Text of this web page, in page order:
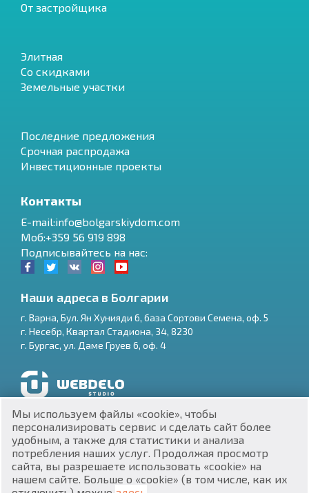
$
₽
₴
zł BG
От застройщика
Элитная
Со скидками
Земельные участки
Последние предложения
Срочная распродажа
Инвестиционные проекты
Контакты
E-mail:info@bolgarskiydom.com
Моб:+359 56 919 898
Подписывайтесь на нас:
Наши адреса в Болгарии
г. Варна, Бул. Ян Хунияди 6, база Сортови Семена, оф. 5
г. Несебр, Квартал Стадиона, 34, 8230
г. Бургас, ул. Даме Груев 6, оф. 4
Разработка и SEO продвижение сайтов
ЕИК 201160903
Мы используем файлы «cookie», чтобы
персонализировать сервис и сделать сайт более
удобным, а также для статистики и анализа
потребления наших услуг. Продолжая просмотр
сайта, вы разрешаете использовать «cookie» на
нашем сайте. Больше о «cookie» (в том числе, как их